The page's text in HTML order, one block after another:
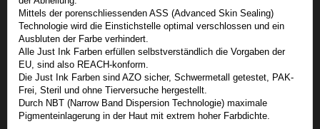
Mittels der porenschliessenden ASS (Advanced Skin Sealing)
Technologie wird die Einstichstelle optimal verschlossen und ein
Ausbluten der Farbe verhindert.
Alle Just Ink Farben erfüllen selbstverständlich die Vorgaben der
EU, sind also REACH-konform.
Die Just Ink Farben sind AZO sicher, Schwermetall getestet, PAK-
Frei, Steril und ohne Tierversuche hergestellt.
Durch NBT (Narrow Band Dispersion Technologie) maximale
Pigmenteinlagerung in der Haut mit extrem hoher Farbdichte.